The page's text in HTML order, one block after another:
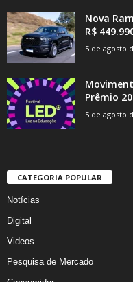
Nova
R$
5 de agosto
Prêmio
5 de agosto
CATEGORIA POPULAR
Notícias
Digital
Videos
Pesquisa de Mercado